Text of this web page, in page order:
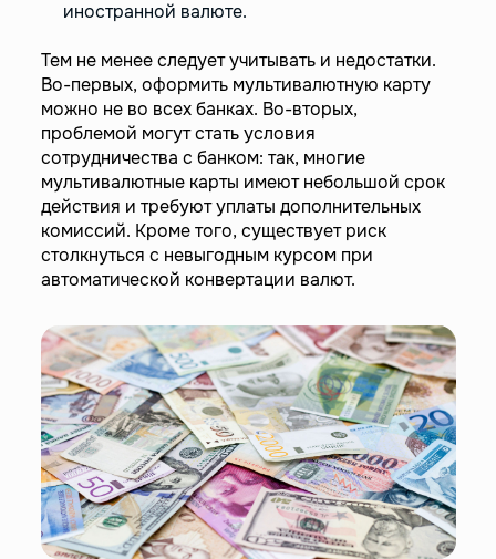
иностранной валюте.
Тем не менее следует учитывать и недостатки.
Во-первых, оформить мультивалютную карту
можно не во всех банках. Во-вторых,
проблемой могут стать условия
сотрудничества с банком: так, многие
мультивалютные карты имеют небольшой срок
действия и требуют уплаты дополнительных
комиссий. Кроме того, существует риск
столкнуться с невыгодным курсом при
автоматической конвертации валют.